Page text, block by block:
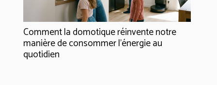
Comment la domotique réinvente notre
manière de consommer l'énergie au
quotidien